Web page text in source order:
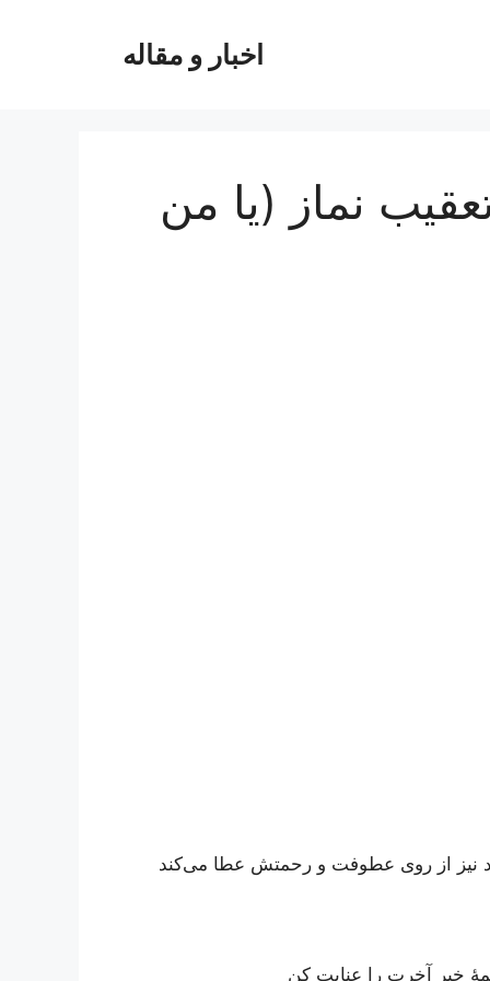
اخبار و مقاله
نماز (یا من
نیز از روی عطوفت و رحمتش عطا می‌کند
خیر آخرت را عنایت کن